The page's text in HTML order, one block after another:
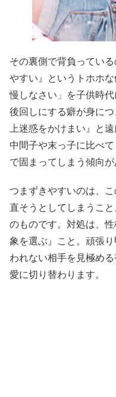
その裏側で背負ってい
やすい』というトホホ
慢しなさい」を子供時
後回しにする癖が身に
上迷惑をかけまい』と
中間子や末っ子に比べ
で固まってしまう傾向が
つまずきやすいのは、
直そうとしてしまうこ
のものです。対処は、
象を選ぶ』こと。頑張
われない相手を見極め
愛に切り替わります。